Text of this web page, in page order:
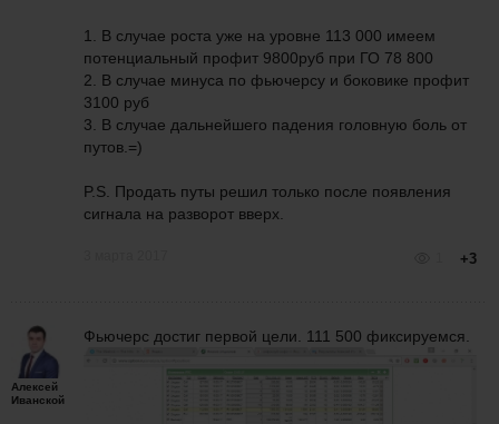
1. В случае роста уже на уровне 113 000 имеем
потенциальный профит 9800руб при ГО 78 800
2. В случае минуса по фьючерсу и боковике профит
3100 руб
3. В случае дальнейшего падения головную боль от
путов.=)
P.S. Продать путы решил только после появления
сигнала на разворот вверх.
+3
Алексей
Иванской
Фьючерс достиг первой цели. 111 500 фиксируемся.